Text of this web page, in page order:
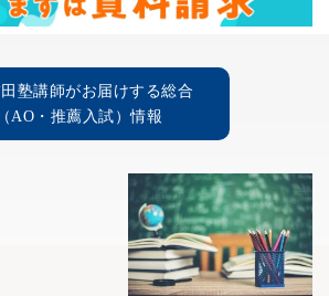
塾講師がお届けする総合
AO・推薦入試）情報